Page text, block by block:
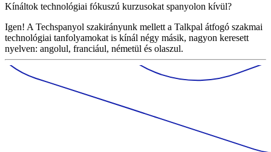
Kínáltok technológiai fókuszú kurzusokat spanyolon kívül?
Igen! A Techspanyol szakirányunk mellett a Talkpal átfogó szakmai
technológiai tanfolyamokat is kínál négy másik, nagyon keresett
nyelven: angolul, franciául, németül és olaszul.